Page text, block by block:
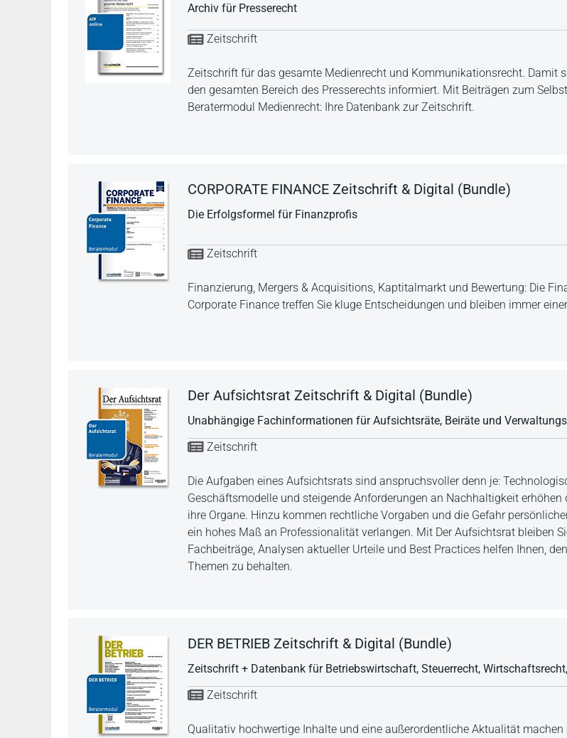
Archiv für Presserecht
Zeitschrift
Zeitschrift für das gesamte Medienrecht und Kommunikationsrecht. Damit
den gesamten Bereich des Presserechts informiert. Mit Beiträgen zum
Beratermodul Medienrecht: Ihre Datenbank zur Zeitschrift.
CORPORATE FINANCE Zeitschrift & Digital (Bundle)
Die Erfolgsformel für Finanzprofis
Zeitschrift
Finanzierung, Mergers & Acquisitions, Kaptitalmarkt und Bewertung: Die
Corporate Finance treffen Sie kluge Entscheidungen und bleiben immer
Der Aufsichtsrat Zeitschrift & Digital (Bundle)
Unabhängige Fachinformationen für Aufsichtsräte, Beiräte und
Zeitschrift
Die Aufgaben eines Aufsichtsrats sind anspruchsvoller denn je:
Geschäftsmodelle und steigende Anforderungen an Nachhaltigkeit erhöhen
ihre Organe. Hinzu kommen rechtliche Vorgaben und die Gefahr
ein hohes Maß an Professionalität verlangen. Mit Der Aufsichtsrat bleiben
Fachbeiträge, Analysen aktueller Urteile und Best Practices helfen Ihnen,
Themen zu behalten.
DER BETRIEB Zeitschrift & Digital (Bundle)
Zeitschrift + Datenbank für Betriebswirtschaft, Steuerrecht,
Zeitschrift
Qualitativ hochwertige Inhalte und eine außerordentliche Aktualität machen